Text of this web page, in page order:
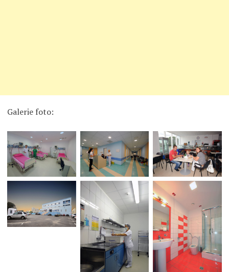
Galerie foto: